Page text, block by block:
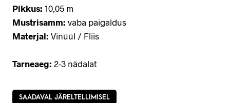
Pikkus: 10,05 m
Mustrisamm: vaba paigaldus
Materjal: Vinüül / Fliis
Tarneaeg: 2-3 nädalat
SAADAVAL JÄRELTELLIMISEL